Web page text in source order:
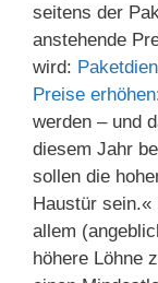
seitens der
anstehende
wird:
Preise erhöhen
werden – und
diesem Jahr
sollen die
Haustür sein.«
allem
höhere Löhne